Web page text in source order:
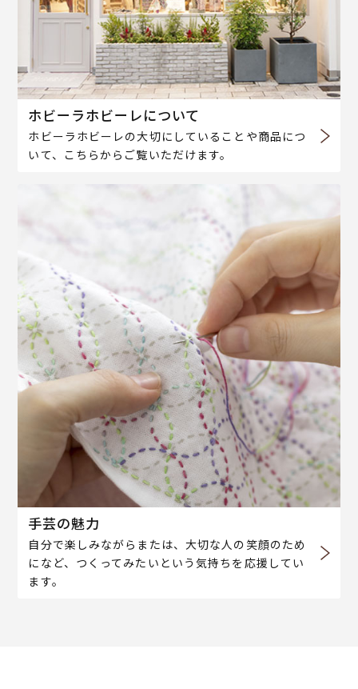
ホビーラホビーレについて
ホビーラホビーレの大切にしていることや商品につ
いて、こちらからご覧いただけます。
手芸の魅力
自分で楽しみながらまたは、大切な人の笑顔のため
になど、つくってみたいという気持ちを応援してい
ます。